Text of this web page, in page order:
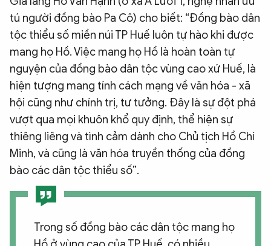
tú người đồng bào Pa Cô) cho biết: “Đồng bào dân
tộc thiểu số miền núi TP Huế luôn tự hào khi được
mang họ Hồ. Việc mang họ Hồ là hoàn toàn tự
nguyện của đồng bào dân tộc vùng cao xứ Huế, là
hiện tượng mang tính cách mạng về văn hóa - xã
hội cũng như chính trị, tư tưởng. Đây là sự đột phá
vượt qua mọi khuôn khổ quy định, thể hiện sự
thiêng liêng và tình cảm dành cho Chủ tịch Hồ Chí
Minh, và cũng là văn hóa truyền thống của đồng
bào các dân tộc thiểu số”.
Trong số đồng bào các dân tộc mang họ